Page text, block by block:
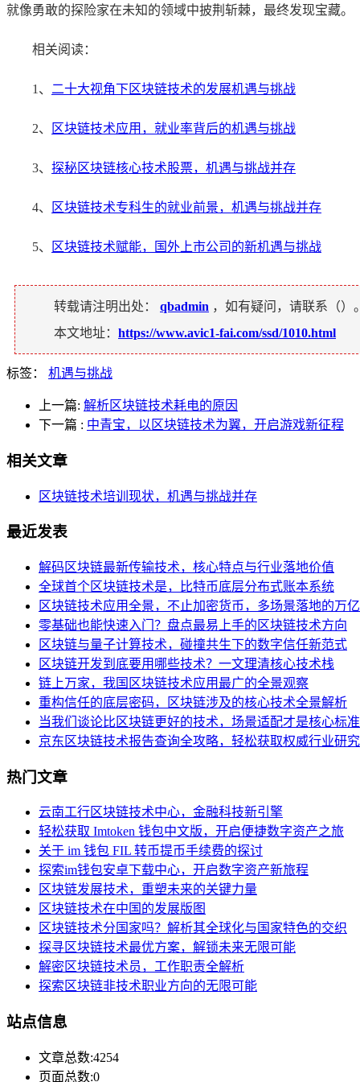
就像勇敢的探险家在未知的领域中披荆斩棘，最终发现宝藏。
相关阅读：
1、 二十大视角下区块链技术的发展机遇与挑战
2、 区块链技术应用，就业率背后的机遇与挑战
3、 探秘区块链核心技术股票，机遇与挑战并存
4、 区块链技术专科生的就业前景，机遇与挑战并存
5、 区块链技术赋能，国外上市公司的新机遇与挑战
转载请注明出处： qbadmin ，如有疑问，请联系（）
本文地址： https://www.avic1-fai.com/ssd/1010.html
标签： 机遇与挑战
上一篇: 解析区块链技术耗电的原因
下一篇 : 中青宝，以区块链技术为翼，开启游戏新征程
相关文章
区块链技术培训现状，机遇与挑战并存
最近发表
解码区块链最新传输技术，核心特点与行业落地价值
全球首个区块链技术是，比特币底层分布式账本系统
区块链技术应用全景，不止加密货币，多场景落地的万
零基础也能快速入门？盘点最易上手的区块链技术方向
区块链与量子计算技术，碰撞共生下的数字信任新范式
区块链开发到底要用哪些技术？一文理清核心技术栈
链上万家，我国区块链技术应用最广的全景观察
重构信任的底层密码，区块链涉及的核心技术全景解析
当我们谈论比区块链更好的技术，场景适配才是核心标准
京东区块链技术报告查询全攻略，轻松获取权威行业研
热门文章
云南工行区块链技术中心，金融科技新引擎
轻松获取 Imtoken 钱包中文版，开启便捷数字资产之旅
关于 im 钱包 FIL 转币提币手续费的探讨
探索im钱包安卓下载中心，开启数字资产新旅程
区块链发展技术，重塑未来的关键力量
区块链技术在中国的发展版图
区块链技术分国家吗？解析其全球化与国家特色的交织
探寻区块链技术最优方案，解锁未来无限可能
解密区块链技术员，工作职责全解析
探索区块链非技术职业方向的无限可能
站点信息
文章总数:4254
页面总数:0